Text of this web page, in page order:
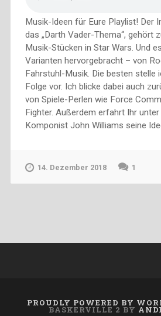
Musik-Ideen für Eure Playlist! Der
das „Darth Vader-Thema“, gehört
Musik-Stücken in Star Wars. Und
Varianten hervorgebracht – von
Fahrstuhl-Musik. Die besten stelle
Folge vor. Ich blicke dabei auch
von Spiele-Perlen wie Force
Fighter. Außerdem erfahrt Ihr
Komponist John Williams seine
14. Dezember 2018 1
PROUDLY POWERED BY
BASKERVILLE 2 BY